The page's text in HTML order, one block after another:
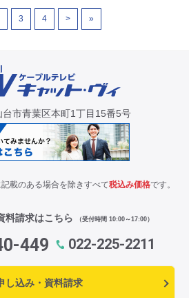
3 4 > »
市青葉区本町1丁目15番5号
載のある場合を除きすべて税込み価格です。
料請求はこちら （受付時間 10:00～17:00）
449 022-225-2211
し込み・資料請求